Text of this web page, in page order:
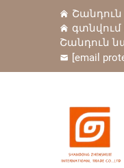
Շանդուն
գտնվում
Շանդուն
[email